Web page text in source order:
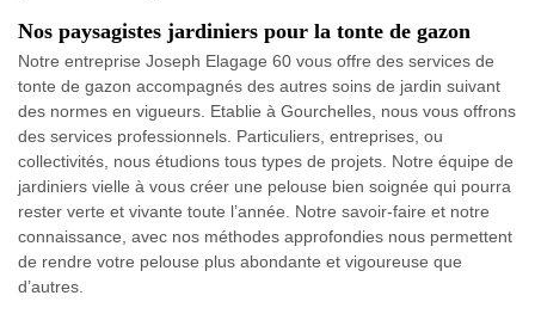
Nos paysagistes jardiniers pour la tonte de gazon
Notre entreprise Joseph Elagage 60 vous offre des services de
tonte de gazon accompagnés des autres soins de jardin suivant
des normes en vigueurs. Etablie à Gourchelles, nous vous offrons
des services professionnels. Particuliers, entreprises, ou
collectivités, nous étudions tous types de projets. Notre équipe de
jardiniers vielle à vous créer une pelouse bien soignée qui pourra
rester verte et vivante toute l’année. Notre savoir-faire et notre
connaissance, avec nos méthodes approfondies nous permettent
de rendre votre pelouse plus abondante et vigoureuse que
d’autres.